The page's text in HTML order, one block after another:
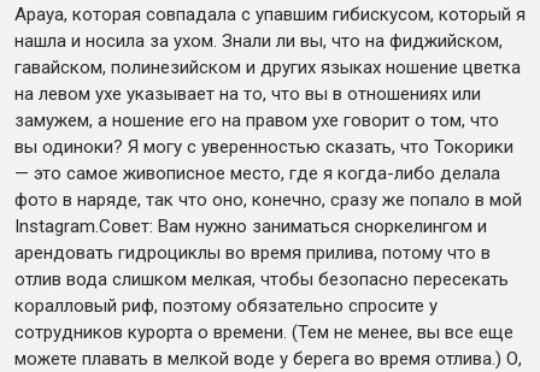
Apaya, которая совпадала с упавшим гибискусом, который я
нашла и носила за ухом. Знали ли вы, что на фиджийском,
гавайском, полинезийском и других языках ношение цветка
на левом ухе указывает на то, что вы в отношениях или
замужем, а ношение его на правом ухе говорит о том, что
вы одиноки? Я могу с уверенностью сказать, что Токорики
— это самое живописное место, где я когда-либо делала
фото в наряде, так что оно, конечно, сразу же попало в мой
Instagram.Совет: Вам нужно заниматься сноркелингом и
арендовать гидроциклы во время прилива, потому что в
отлив вода слишком мелкая, чтобы безопасно пересекать
коралловый риф, поэтому обязательно спросите у
сотрудников курорта о времени. (Тем не менее, вы все еще
можете плавать в мелкой воде у берега во время отлива.) О,